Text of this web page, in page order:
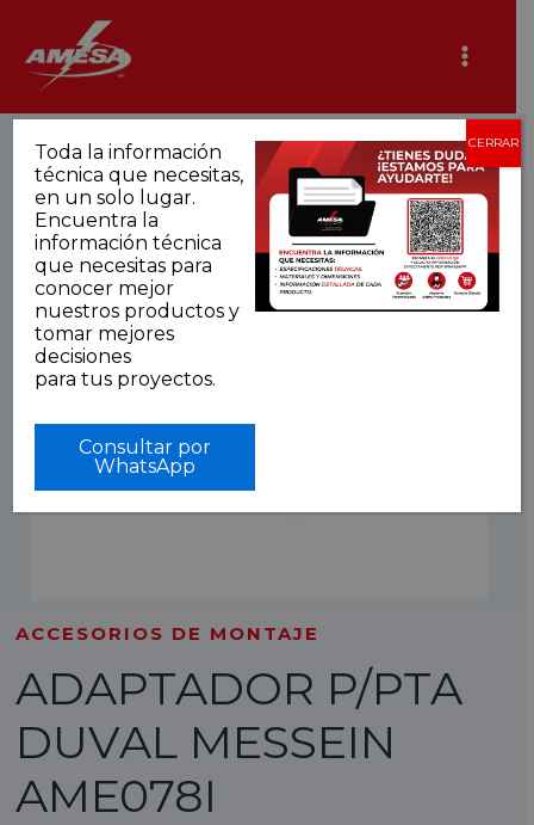
contenido
ACCESORIOS DE MONTAJE
ADAPTADOR P/PTA
DUVAL MESSEIN
AME078I
Toda la información
técnica que necesitas,
en un solo lugar.
Encuentra la
información técnica
que necesitas para
conocer mejor
nuestros productos y
tomar mejores
decisiones
para tus proyectos.
Consultar por
WhatsApp
CERRAR